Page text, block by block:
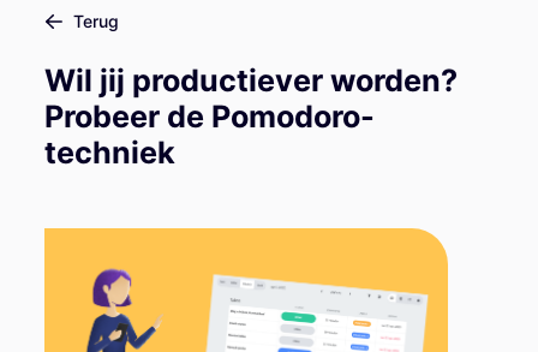
Terug
Wil jij productiever worden?
Probeer de Pomodoro-
techniek